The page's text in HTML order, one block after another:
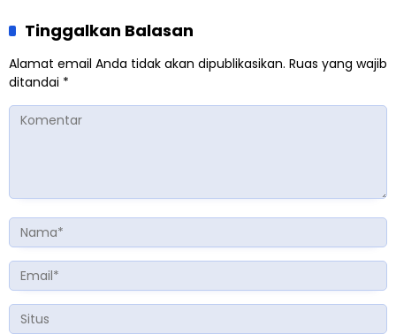
Tinggalkan Balasan
Alamat email Anda tidak akan dipublikasikan. Ruas yang wajib
ditandai *